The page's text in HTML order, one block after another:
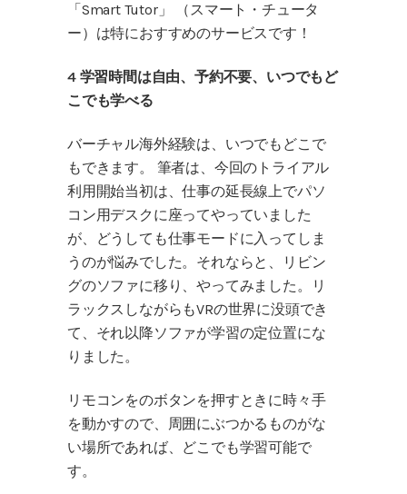
「Smart Tutor」 （スマート・チュータ
ー）は特におすすめのサービスです！
4 学習時間は自由、予約不要、いつでもど
こでも学べる
バーチャル海外経験は、いつでもどこで
もできます。 筆者は、今回のトライアル
利用開始当初は、仕事の延長線上でパソ
コン用デスクに座ってやっていました
が、どうしても仕事モードに入ってしま
うのが悩みでした。それならと、リビン
グのソファに移り、やってみました。リ
ラックスしながらもVRの世界に没頭でき
て、それ以降ソファが学習の定位置にな
りました。
リモコンをのボタンを押すときに時々手
を動かすので、周囲にぶつかるものがな
い場所であれば、どこでも学習可能で
す。